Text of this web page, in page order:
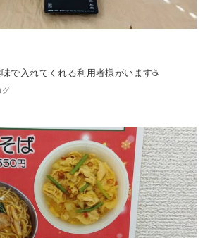
で入れてくれる利用者様がいます☕️
グ